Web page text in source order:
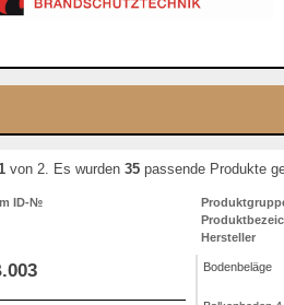
von 2. Es wurden 35 passende Produkte
ID-№
Hersteller
Bodenbeläge